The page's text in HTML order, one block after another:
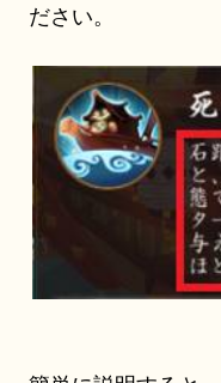
ださい。